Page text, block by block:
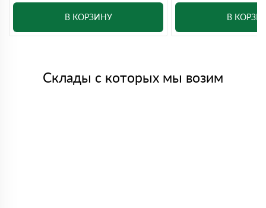
В КОРЗИНУ В
Склады с которых мы возим